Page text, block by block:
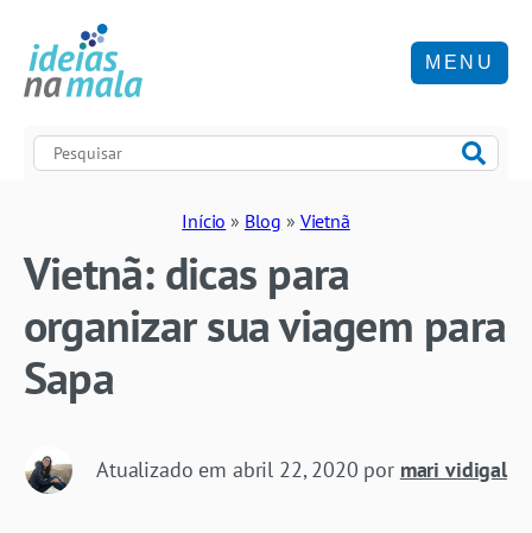
MENU
Início » Blog » Vietnã
Vietnã: dicas para
organizar sua viagem para
Sapa
Atualizado em abril 22, 2020 por mari vidigal